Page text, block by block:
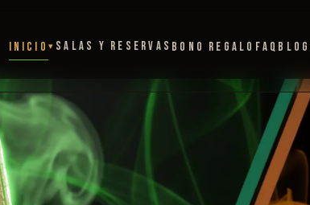
INICIO SALAS Y RESERVAS BONO REGALO FAQ BLOG